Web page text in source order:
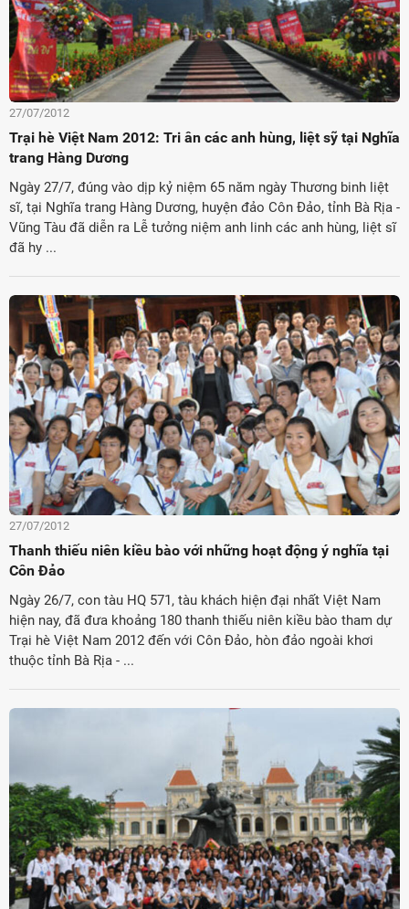
27/07/2012
Trại hè Việt Nam 2012: Tri ân các anh hùng, liệt sỹ tại Nghĩa
trang Hàng Dương
Ngày 27/7, đúng vào dịp kỷ niệm 65 năm ngày Thương binh liệt
sĩ, tại Nghĩa trang Hàng Dương, huyện đảo Côn Đảo, tỉnh Bà Rịa -
Vũng Tàu đã diễn ra Lễ tưởng niệm anh linh các anh hùng, liệt sĩ
đã hy ...
27/07/2012
Thanh thiếu niên kiều bào với những hoạt động ý nghĩa tại
Côn Đảo
Ngày 26/7, con tàu HQ 571, tàu khách hiện đại nhất Việt Nam
hiện nay, đã đưa khoảng 180 thanh thiếu niên kiều bào tham dự
Trại hè Việt Nam 2012 đến với Côn Đảo, hòn đảo ngoài khơi
thuộc tỉnh Bà Rịa - ...